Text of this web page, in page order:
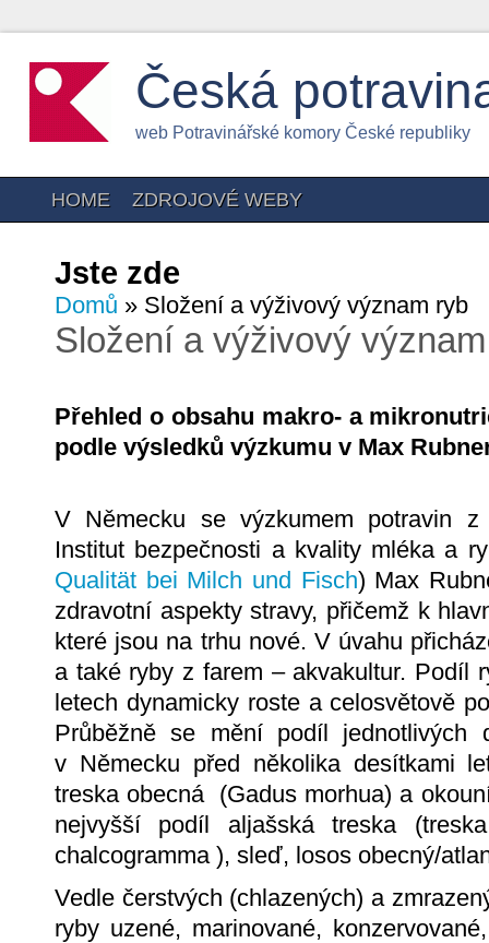
Česká
web Potravinářské komory České republiky
HOME ZDROJOVÉ WEBY
Jste zde
Domů » Složení a výživový význam ryb
Složení a výživový
Přehled o obsahu makro- a
podle výsledků výzkumu v Max
V Německu se výzkumem potravin z
Institut bezpečnosti a kvality mléka a
Qualität bei Milch und Fisch) Max
zdravotní aspekty stravy, přičemž k
které jsou na trhu nové. V úvahu
a také ryby z farem – akvakultur. Podíl
letech dynamicky roste a celosvětově
Průběžně se mění podíl jednotlivých
v Německu před několika desítkami
treska obecná (Gadus morhua) a
nejvyšší podíl aljašská treska
chalcogramma ), sleď, losos obecný/
Vedle čerstvých (chlazených) a
ryby uzené, marinované,